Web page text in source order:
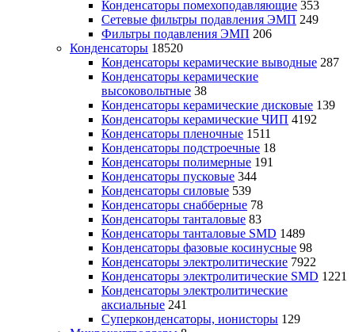
Конденсаторы помехоподавляющие 353
Сетевые фильтры подавления ЭМП 249
Фильтры подавления ЭМП 206
Конденсаторы 18520
Конденсаторы керамические выводные 287
Конденсаторы керамические
высоковольтные 38
Конденсаторы керамические дисковые 139
Конденсаторы керамические ЧИП 4192
Конденсаторы пленочные 1511
Конденсаторы подстроечные 18
Конденсаторы полимерные 191
Конденсаторы пусковые 344
Конденсаторы силовые 539
Конденсаторы снабберные 78
Конденсаторы танталовые 83
Конденсаторы танталовые SMD 1489
Конденсаторы фазовые косинусные 98
Конденсаторы электролитические 7922
Конденсаторы электролитические SMD 1221
Конденсаторы электролитические
аксиальные 241
Суперконденсаторы, ионисторы 129